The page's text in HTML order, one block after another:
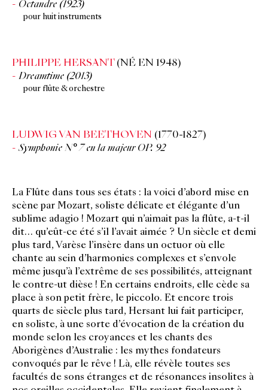
Octandre (1923)
pour huit instruments
PHILIPPE HERSANT(NÉ EN 1948)
Dreamtime (2013)
pour flûte & orchestre
LUDWIG VAN BEETHOVEN (1770-1827)
Symphonie N° 7 en la majeur OP. 92
La Flûte dans tous ses états : la voici d’abord mise en
scène par Mozart, soliste délicate et élégante d’un
sublime adagio ! Mozart qui n’aimait pas la flûte, a-t-il
dit… qu’eût-ce été s’il l’avait aimée ? Un siècle et demi
plus tard, Varèse l’insère dans un octuor où elle
chante au sein d’harmonies complexes et s’envole
même jusqu’à l’extrême de ses possibilités, atteignant
le contre-ut dièse ! En certains endroits, elle cède sa
place à son petit frère, le piccolo. Et encore trois
quarts de siècle plus tard, Hersant lui fait participer,
en soliste, à une sorte d’évocation de la création du
monde selon les croyances et les chants des
Aborigènes d’Australie : les mythes fondateurs
convoqués par le rêve ! Là, elle révèle toutes ses
facultés de sons étranges et de résonances insolites à